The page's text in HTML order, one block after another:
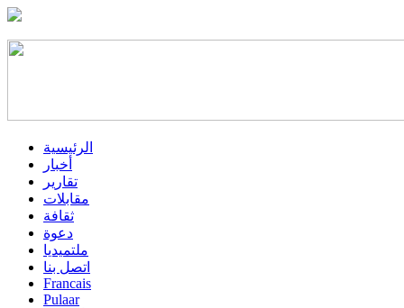
الرئيسية
أخبار
تقارير
مقابلات
ثقافة
دعوة
ملتميديا
اتصل بنا
Francais
Pulaar